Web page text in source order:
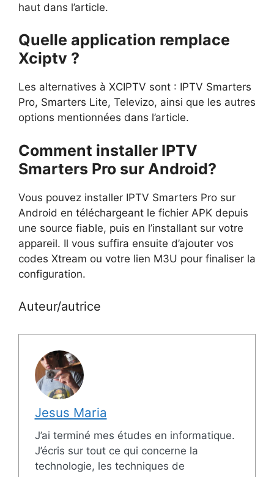
haut dans l’article.
Quelle application remplace
Xciptv ?
Les alternatives à XCIPTV sont : IPTV Smarters
Pro, Smarters Lite, Televizo, ainsi que les autres
options mentionnées dans l’article.
Comment installer IPTV
Smarters Pro sur Android?
Vous pouvez installer IPTV Smarters Pro sur
Android en téléchargeant le fichier APK depuis
une source fiable, puis en l’installant sur votre
appareil. Il vous suffira ensuite d’ajouter vos
codes Xtream ou votre lien M3U pour finaliser la
configuration.
Auteur/autrice
Jesus Maria
J’ai terminé mes études en informatique.
J’écris sur tout ce qui concerne la
technologie, les techniques de